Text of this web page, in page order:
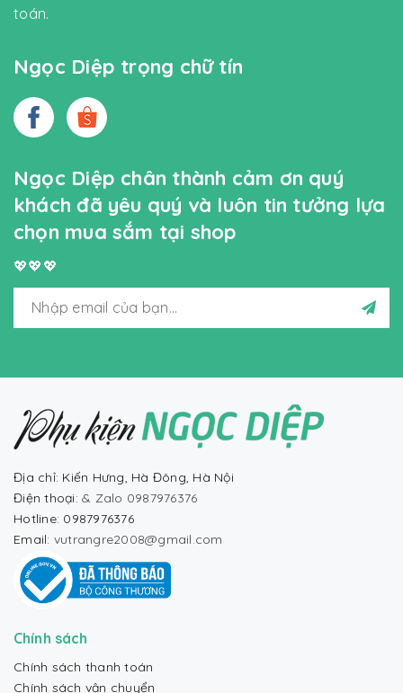
toán.
Ngọc Diệp trọng chữ tín
Ngọc Diệp chân thành cảm ơn quý
khách đã yêu quý và luôn tin tưởng lựa
chọn mua sắm tại shop
💖💖💖
Địa chỉ: Kiến Hưng, Hà Đông, Hà Nội
Điện thoại: & Zalo 0987976376
Hotline: 0987976376
Email: vutrangre2008@gmail.com
Chính sách
Chính sách thanh toán
Chính sách vận chuyển